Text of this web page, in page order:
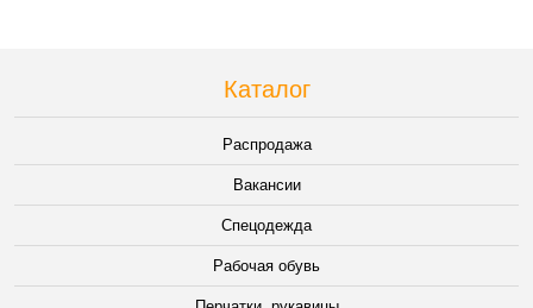
Каталог
Распродажа
Вакансии
Спецодежда
Рабочая обувь